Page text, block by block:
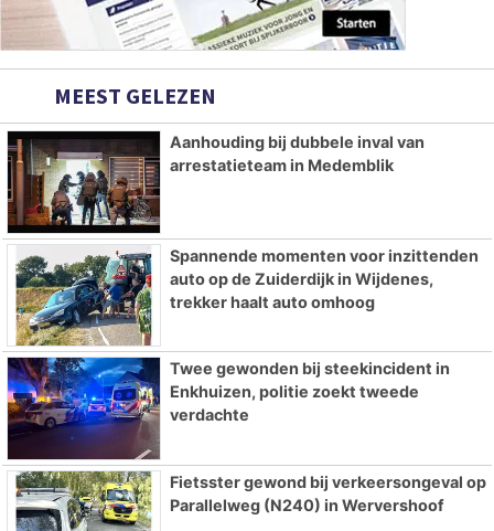
MEEST GELEZEN
Aanhouding bij dubbele inval van
arrestatieteam in Medemblik
Spannende momenten voor inzittenden
auto op de Zuiderdijk in Wijdenes,
trekker haalt auto omhoog
Twee gewonden bij steekincident in
Enkhuizen, politie zoekt tweede
verdachte
Fietsster gewond bij verkeersongeval op
Parallelweg (N240) in Wervershoof